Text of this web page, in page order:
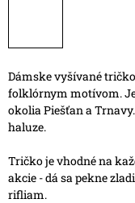
Dámske vyšívané
folklórnym motívom.
okolia Piešťan a
haluze.
Tričko je vhodné na
akcie - dá sa pekne
rifliam.